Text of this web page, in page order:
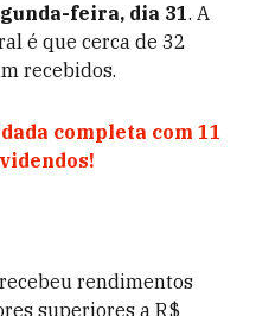
feira, dia 31. A
é que cerca de 32
recebidos.
completa com 11
rendimentos
superiores a R$